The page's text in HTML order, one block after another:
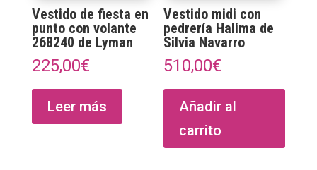
Vestido de fiesta en
punto con volante
268240 de Lyman
225,00€
Leer más
Vestido midi con
pedrería Halima de
Silvia Navarro
510,00€
Añadir al
carrito